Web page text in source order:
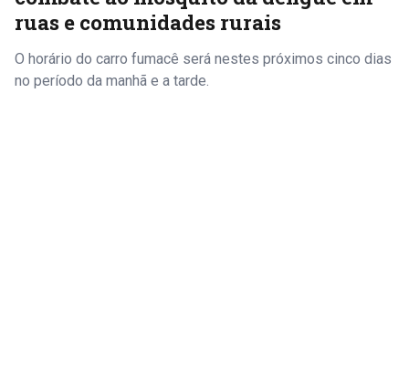
ruas e comunidades rurais
O horário do carro fumacê será nestes próximos cinco dias
no período da manhã e a tarde.